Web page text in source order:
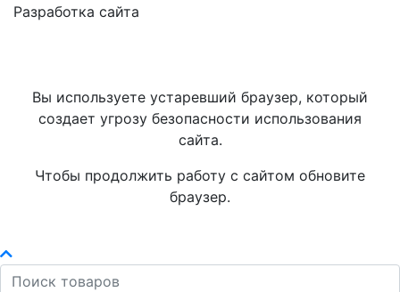
Разработка сайта
Вы используете устаревший браузер, который
создает угрозу безопасности использования
сайта.
Чтобы продолжить работу с сайтом обновите
браузер.